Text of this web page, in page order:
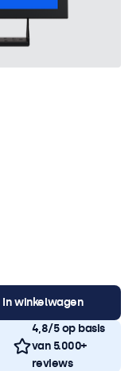
In winkelwagen
4,8/5 op basis
van 5.000+
reviews